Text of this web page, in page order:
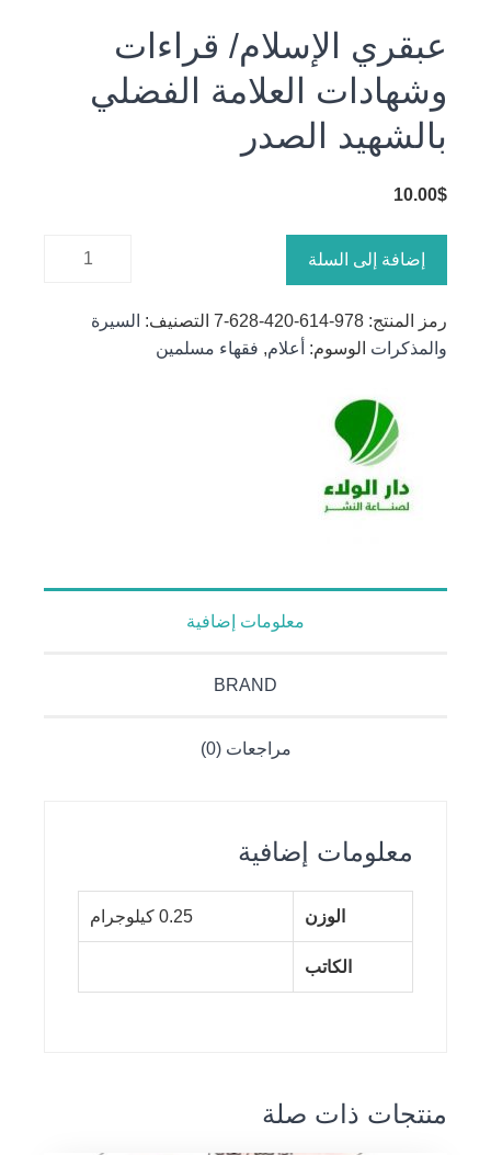
عبقري الإسلام/ قراءات
وشهادات العلامة الفضلي
بالشهيد الصدر
10.00$
قراءات
إضافة إلى السلة
رمز المنتج: 978-614-420-628-7 التصنيف: السيرة
والمذكرات الوسوم: أعلام, فقهاء مسلمين
معلومات إضافية
BRAND
مراجعات (0)
معلومات إضافية
الوزن 0.25 كيلوجرام
الكاتب
منتجات ذات صلة